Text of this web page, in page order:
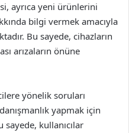
ayrıca yeni ürünlerini
bilgi vermek amacıyla
Bu sayede, cihazların
arızaların önüne
yönelik soruları
yapmak için
kullanıcılar